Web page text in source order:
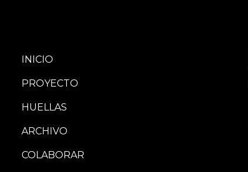
INICIO
PROYECTO
HUELLAS
ARCHIVO
COLABORAR